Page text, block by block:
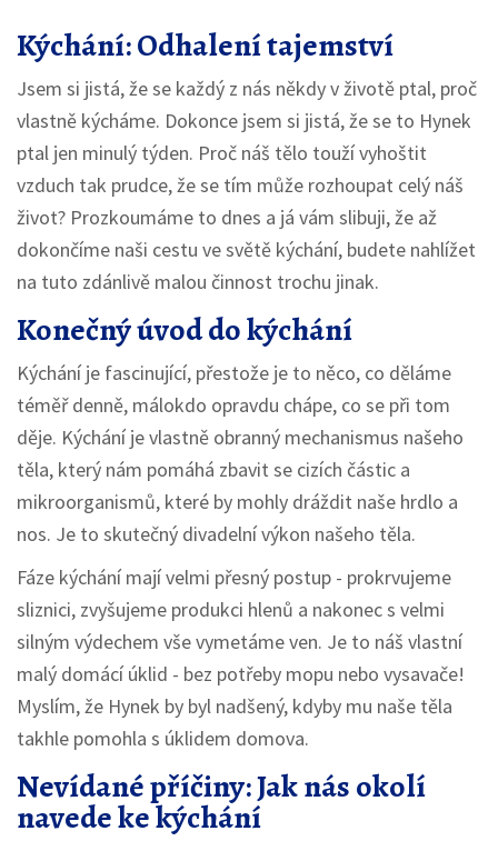
Kýchání: Odhalení tajemství
Jsem si jistá, že se každý z nás někdy v životě ptal, proč
vlastně kýcháme. Dokonce jsem si jistá, že se to Hynek
ptal jen minulý týden. Proč náš tělo touží vyhoštit
vzduch tak prudce, že se tím může rozhoupat celý náš
život? Prozkoumáme to dnes a já vám slibuji, že až
dokončíme naši cestu ve světě kýchání, budete nahlížet
na tuto zdánlivě malou činnost trochu jinak.
Konečný úvod do kýchání
Kýchání je fascinující, přestože je to něco, co děláme
téměř denně, málokdo opravdu chápe, co se při tom
děje. Kýchání je vlastně obranný mechanismus našeho
těla, který nám pomáhá zbavit se cizích částic a
mikroorganismů, které by mohly dráždit naše hrdlo a
nos. Je to skutečný divadelní výkon našeho těla.
Fáze kýchání mají velmi přesný postup - prokrvujeme
sliznici, zvyšujeme produkci hlenů a nakonec s velmi
silným výdechem vše vymetáme ven. Je to náš vlastní
malý domácí úklid - bez potřeby mopu nebo vysavače!
Myslím, že Hynek by byl nadšený, kdyby mu naše těla
takhle pomohla s úklidem domova.
Nevídané příčiny: Jak nás okolí
navede ke kýchání